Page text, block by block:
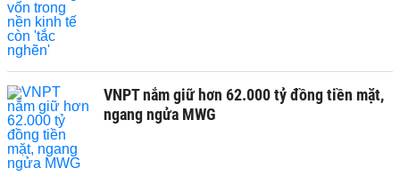
VNPT nắm giữ hơn 62.000 tỷ đồng tiền mặt,
ngang ngửa MWG